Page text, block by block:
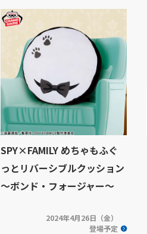
SPY×FAMILY めちゃもふぐ
っとリバーシブルクッション
～ボンド・フォージャー～
2024年4月26日（金）
登場予定